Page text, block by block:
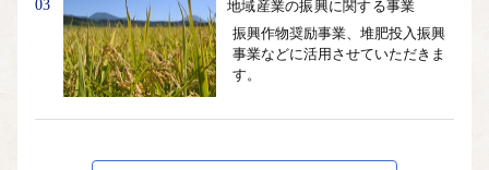
03
地域産業の振興に関する事業
振興作物奨励事業、堆肥投入振興
事業などに活用させていただきま
す。